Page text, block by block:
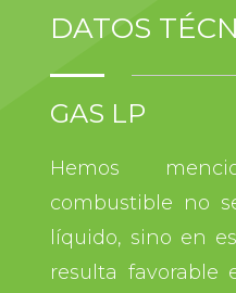
DATOS
GAS LP
Hemos
combustible no
líquido, sino en
resulta favorable